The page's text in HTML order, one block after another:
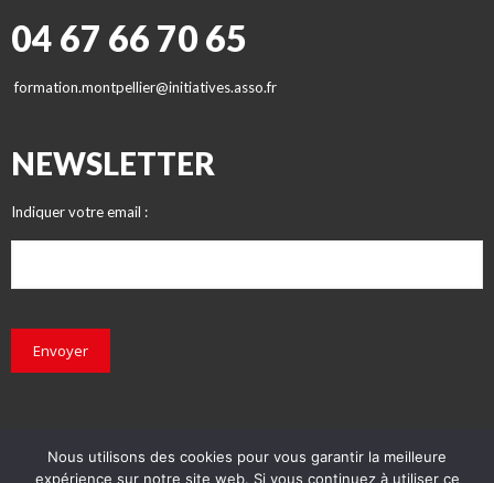
04 67 66 70 65
formation.montpellier@initiatives.asso.fr
NEWSLETTER
Indiquer votre email :
Envoyer
Nous utilisons des cookies pour vous garantir la meilleure
expérience sur notre site web. Si vous continuez à utiliser ce